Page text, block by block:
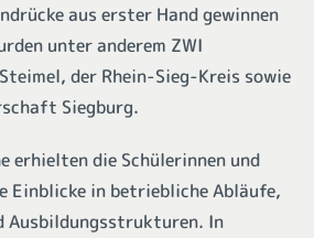
aus erster Hand gewinnen
unter anderem ZWI
der Rhein-Sieg-Kreis sowie
Siegburg.
erhielten die Schülerinnen und
Einblicke in betriebliche Abläufe,
Ausbildungsstrukturen. In